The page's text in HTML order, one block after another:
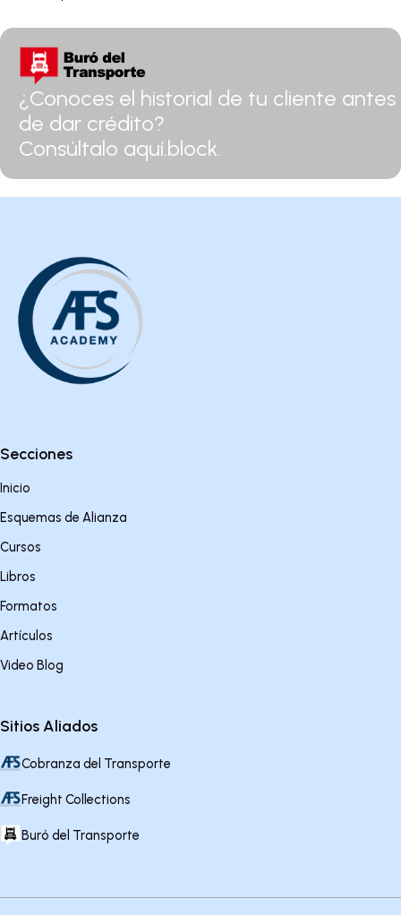
¿Conoces el historial de tu cliente antes
de dar crédito?
Consúltalo aquí.block.
Secciones
Inicio
Esquemas de Alianza
Cursos
Libros
Formatos
Artículos
Video Blog
Sitios Aliados
Cobranza del Transporte
Freight Collections
Buró del Transporte